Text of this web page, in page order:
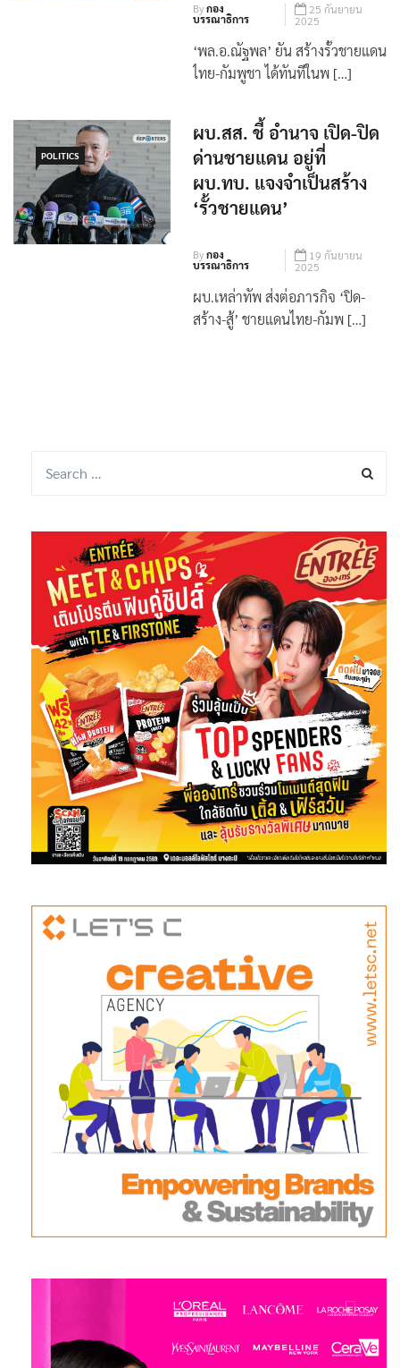
Byกอง
บรรณาธิการ
25 กันยายน
2025
‘พล.อ.ณัฐพล’ ยัน สร้างรั้วชายแดน
ไทย-กัมพูชา ได้ทันทีในพ […]
POLITICS
ผบ.สส. ชี้ อำนาจ เปิด-ปิด
ด่านชายแดน อยู่ที่
ผบ.ทบ. แจงจำเป็นสร้าง
‘รั้วชายแดน’
Byกอง
บรรณาธิการ
19 กันยายน
2025
ผบ.เหล่าทัพ ส่งต่อภารกิจ ‘ปิด-
สร้าง-สู้’ ชายแดนไทย-กัมพ […]